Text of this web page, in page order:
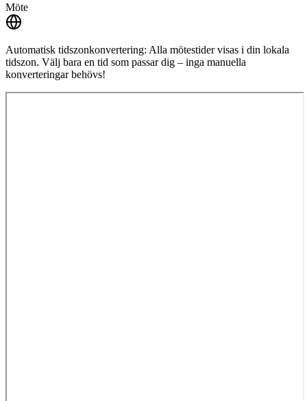
Möte
Automatisk tidszonkonvertering: Alla mötestider visas i din lokala
tidszon. Välj bara en tid som passar dig – inga manuella
konverteringar behövs!